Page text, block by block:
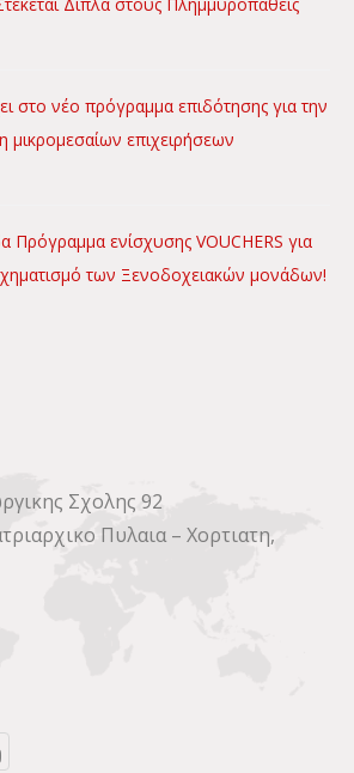
στο νέο πρόγραμμα επιδότησης για την
μικρομεσαίων επιχειρήσεων
Πρόγραμμα ενίσχυσης VOUCHERS για
των Ξενοδοχειακών μονάδων!
Σχολης 92
Πυλαια – Χορτιατη,